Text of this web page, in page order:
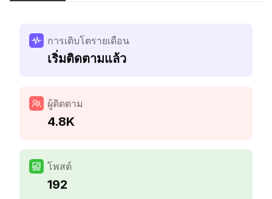
การเติบโตรายเดือน
เริ่มติดตามแล้ว
ผู้ติดตาม
4.8K
โพสต์
192